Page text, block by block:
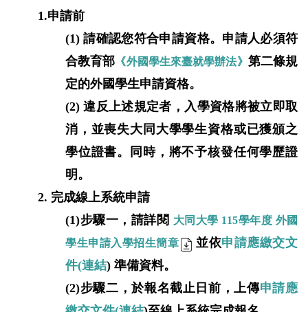
1.申請前
(1)請確認您符合申請資格。申請人必須符
合教育部 《外國學生來臺就學辦法》 第二條規
定的外國學生申請資格。
(2)違反上述規定者，入學資格將被立即取
消，並喪失大同大學學生資格或已獲頒之
學位證書。同時，將不予核發任何學歷證
明。
2. 完成線上系統申請
(1)步驟一， 請詳閱 大同大學 115學年度 外國
學生申請入學招生簡章
並依申請應繳交文
件(連結) 準備資料。
(2)步驟二，於報名截止日前，上傳申請應